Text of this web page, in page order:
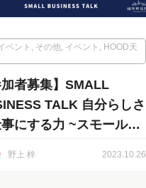
ベント , その他, イベント , HOOD天
加者募集】SMALL
TALK 自分らしさ
にする力 ~スモールビ
表と裏のハナシ
野上 梓 2023.10.26